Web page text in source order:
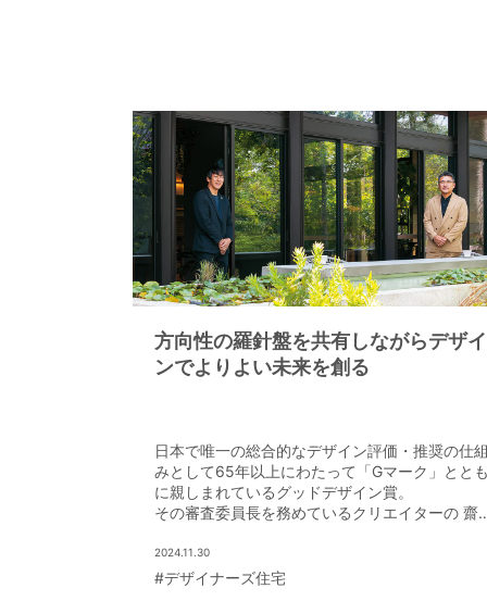
方向性の羅針盤を共有しながらデザイ
ンでよりよい未来を創る
日本で唯一の総合的なデザイン評価・推奨の仕
みとして65年以上にわたって「Gマーク」とと
に親しまれているグッドデザイン賞。
その審査委員長を務めているクリエイターの 齋
チーフデザイナー 仁木政揮さん（写真左）に
デザインの持つ力や役割、そして未来について
2024.11.30
#デザイナーズ住宅